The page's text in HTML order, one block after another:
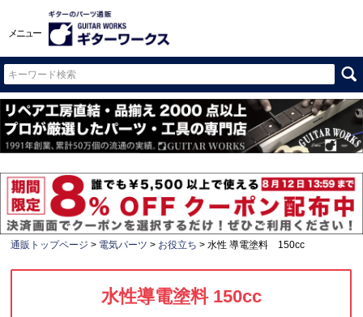
メニュー
通販トップページ 電気パーツ お役立ち 水性 導電塗料 150cc
水性導電塗料 150cc